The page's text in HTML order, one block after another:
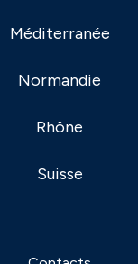
Méditerranée
Normandie
Rhône
Suisse